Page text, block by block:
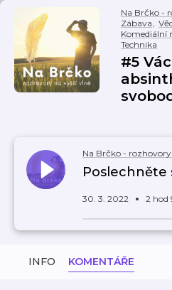
Na Brčko -
Zábava,
Komediální
Technika
#5
Na Brčko -
Poslechněte
30. 3. 2022 2 hod
INFO KOMENTÁŘE